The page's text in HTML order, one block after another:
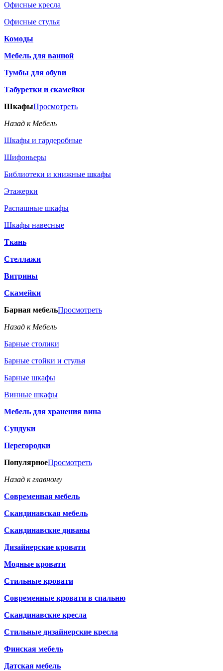
Офисные кресла
Офисные стулья
Комоды
Мебель для ванной
Тумбы для обуви
Табуретки и скамейки
ШкафыПросмотреть
Назад к Мебель
Шкафы и гардеробные
Шифоньеры
Библиотеки и книжные шкафы
Этажерки
Распашные шкафы
Шкафы навесные
Ткань
Стеллажи
Витрины
Скамейки
Барная мебельПросмотреть
Назад к Мебель
Барные столики
Барные стойки и стулья
Барные шкафы
Винные шкафы
Мебель для хранения вина
Сундуки
Перегородки
ПопулярноеПросмотреть
Назад к главному
Современная мебель
Скандинавская мебель
Скандинавские диваны
Дизайнерские кровати
Модные кровати
Стильные кровати
Современные кровати в спальню
Скандинавские кресла
Стильные дизайнерские кресла
Финская мебель
Датская мебель